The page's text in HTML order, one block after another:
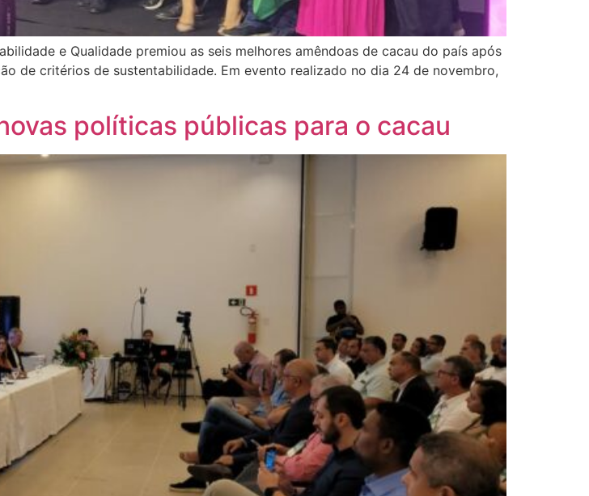
e Qualidade premiou as seis melhores amêndoas de cacau do país após
de critérios de sustentabilidade. Em evento realizado no dia 24 de novembro,
políticas públicas para o cacau